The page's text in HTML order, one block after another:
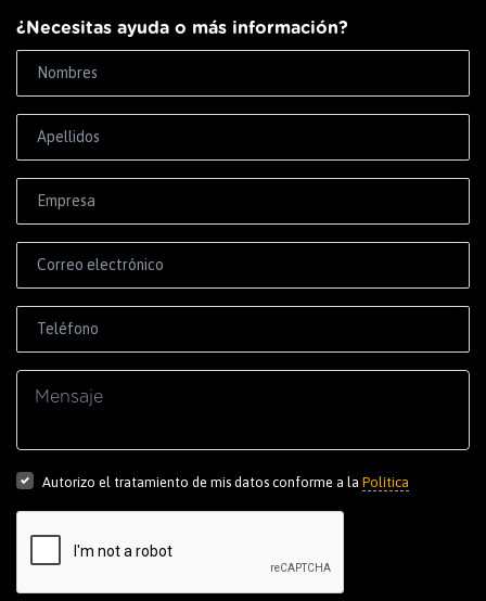
¿Necesitas ayuda o más información?
Autorizo el tratamiento de mis datos conforme a la Política